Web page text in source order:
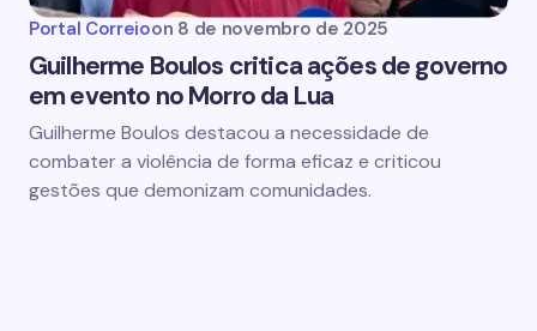
Portal Correioon 8 de novembro de 2025
Guilherme Boulos critica ações de governo
em evento no Morro da Lua
Guilherme Boulos destacou a necessidade de
combater a violência de forma eficaz e criticou
gestões que demonizam comunidades.